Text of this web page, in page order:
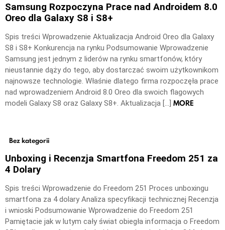
Samsung Rozpoczyna Prace nad Androidem 8.0
Oreo dla Galaxy S8 i S8+
Spis treści Wprowadzenie Aktualizacja Android Oreo dla Galaxy
S8 i S8+ Konkurencja na rynku Podsumowanie Wprowadzenie
Samsung jest jednym z liderów na rynku smartfonów, który
nieustannie dąży do tego, aby dostarczać swoim użytkownikom
najnowsze technologie. Właśnie dlatego firma rozpoczęła prace
nad wprowadzeniem Android 8.0 Oreo dla swoich flagowych
modeli Galaxy S8 oraz Galaxy S8+. Aktualizacja […] MORE
Bez kategorii
Unboxing i Recenzja Smartfona Freedom 251 za
4 Dolary
Spis treści Wprowadzenie do Freedom 251 Proces unboxingu
smartfona za 4 dolary Analiza specyfikacji technicznej Recenzja
i wnioski Podsumowanie Wprowadzenie do Freedom 251
Pamiętacie jak w lutym cały świat obiegła informacja o Freedom